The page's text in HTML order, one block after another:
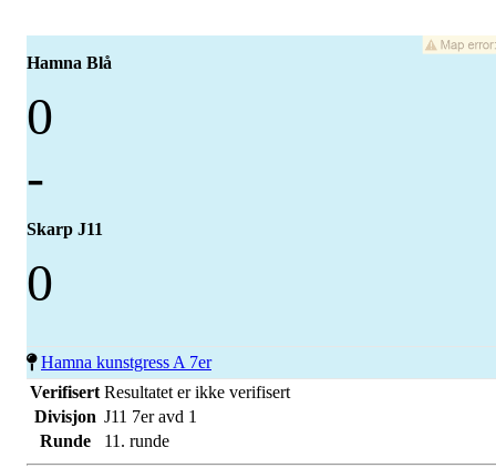
Hamna Blå
0
-
Skarp J11
0
Hamna kunstgress A 7er
Verifisert Resultatet er ikke verifisert
Divisjon J11 7er avd 1
Runde
11. runde